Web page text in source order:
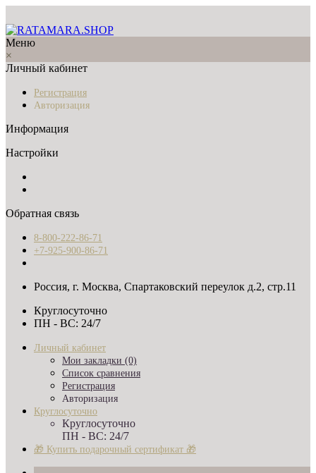
Меню
×
Личный кабинет
Регистрация
Авторизация
Информация
Настройки
Обратная связь
8-800-222-86-71
+7-925-900-86-71
Россия, г. Москва, Спартаковский переулок д.2, стр.11
Круглосуточно
ПН - ВС: 24/7
Личный кабинет
Мои закладки (0)
Список сравнения
Регистрация
Авторизация
Круглосуточно
Круглосуточно
ПН - ВС: 24/7
🎁 Купить подарочный сертификат 🎁